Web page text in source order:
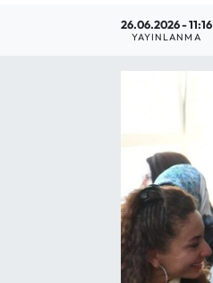
26.06.2026 - 11:16
YAYINLANMA
Araştırma-Rapor